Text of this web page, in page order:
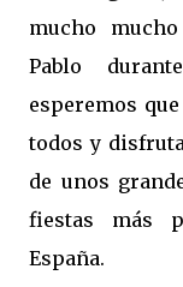
mucho
Pablo
esperemos
todos y
de unos
fiestas más
España.